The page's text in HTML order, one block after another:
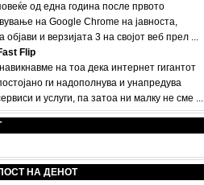
од една година после првото
на Google Chrome на јавноста,
објави и верзијата 3 на својот веб прел ...
Flip
на тоа дека интернет гигантот
ги надополнува и унапредува
и услуги, па затоа ни малку не сме ...
НА ДЕНОТ